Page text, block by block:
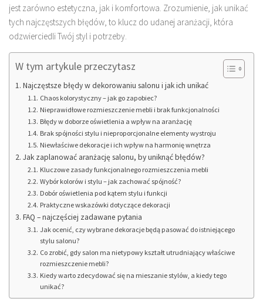
jest zarówno estetyczna, jak i komfortowa. Zrozumienie, jak unikać
tych najczęstszych błędów, to klucz do udanej aranżacji, która
odzwierciedli Twój styl i potrzeby.
W tym artykule przeczytasz
Najczęstsze błędy w dekorowaniu salonu i jak ich unikać
Chaos kolorystyczny – jak go zapobiec?
Nieprawidłowe rozmieszczenie mebli i brak funkcjonalności
Błędy w doborze oświetlenia a wpływ na aranżację
Brak spójności stylu i nieproporcjonalne elementy wystroju
Niewłaściwe dekoracje i ich wpływ na harmonię wnętrza
Jak zaplanować aranżację salonu, by uniknąć błędów?
Kluczowe zasady funkcjonalnego rozmieszczenia mebli
Wybór kolorów i stylu – jak zachować spójność?
Dobór oświetlenia pod kątem stylu i funkcji
Praktyczne wskazówki dotyczące dekoracji
FAQ – najczęściej zadawane pytania
Jak ocenić, czy wybrane dekoracje będą pasować do istniejącego
stylu salonu?
Co zrobić, gdy salon ma nietypowy kształt utrudniający właściwe
rozmieszczenie mebli?
Kiedy warto zdecydować się na mieszanie stylów, a kiedy tego
unikać?